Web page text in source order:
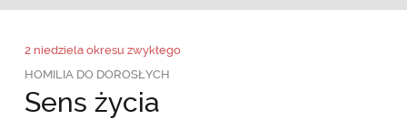
2 niedziela okresu zwykłego
HOMILIA DO DOROSŁYCH
Sens życia